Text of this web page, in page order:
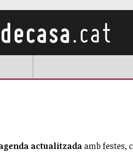
actualitzadaamb festes,